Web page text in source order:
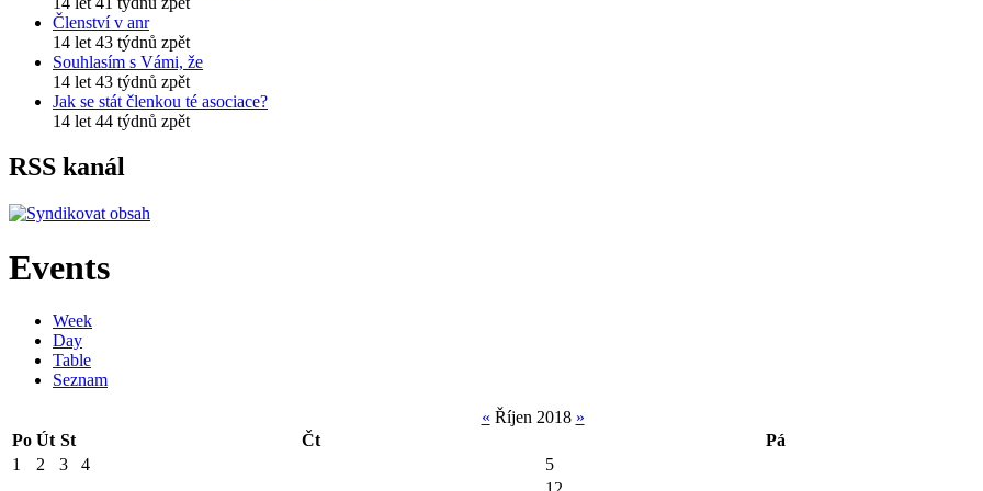
Členství v anr
14 let 43 týdnů zpět
Souhlasím s Vámi, že
14 let 43 týdnů zpět
Jak se stát členkou té asociace?
14 let 44 týdnů zpět
RSS kanál
Events
Week
Day
Table
Seznam
« Říjen 2018 »
Po Út St Čt Pá
1
2 3 4 5